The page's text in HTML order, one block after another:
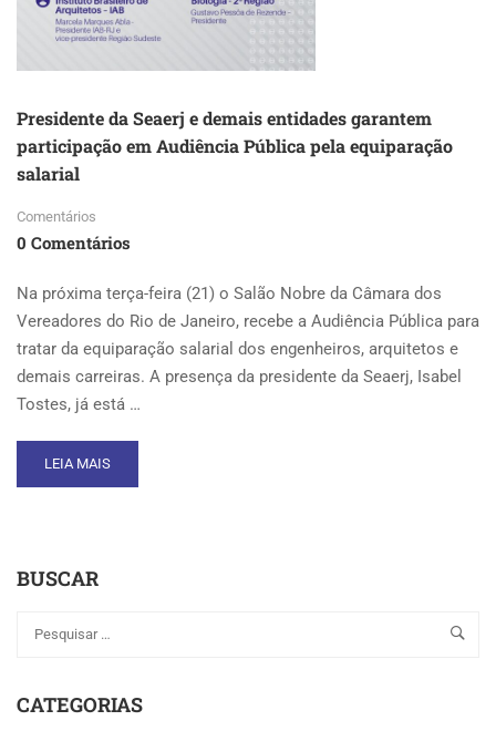
Presidente da Seaerj e demais entidades garantem
participação em Audiência Pública pela equiparação
salarial
Comentários
0 Comentários
Na próxima terça-feira (21) o Salão Nobre da Câmara dos
Vereadores do Rio de Janeiro, recebe a Audiência Pública para
tratar da equiparação salarial dos engenheiros, arquitetos e
demais carreiras. A presença da presidente da Seaerj, Isabel
Tostes, já está …
READ
MORE
SEAERJ
ENTIDADES
EM
LEIA MAIS
BUSCAR
CATEGORIAS